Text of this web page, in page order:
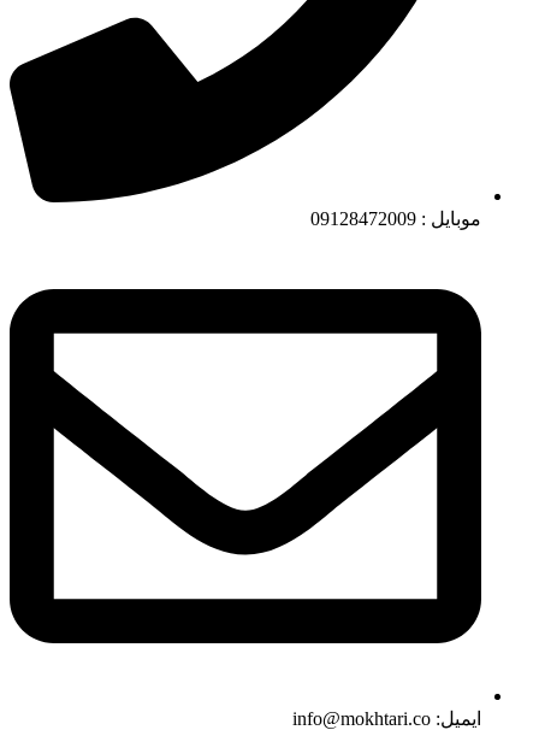
موبایل : 09128472009
ایمیل: info@mokhtari.co